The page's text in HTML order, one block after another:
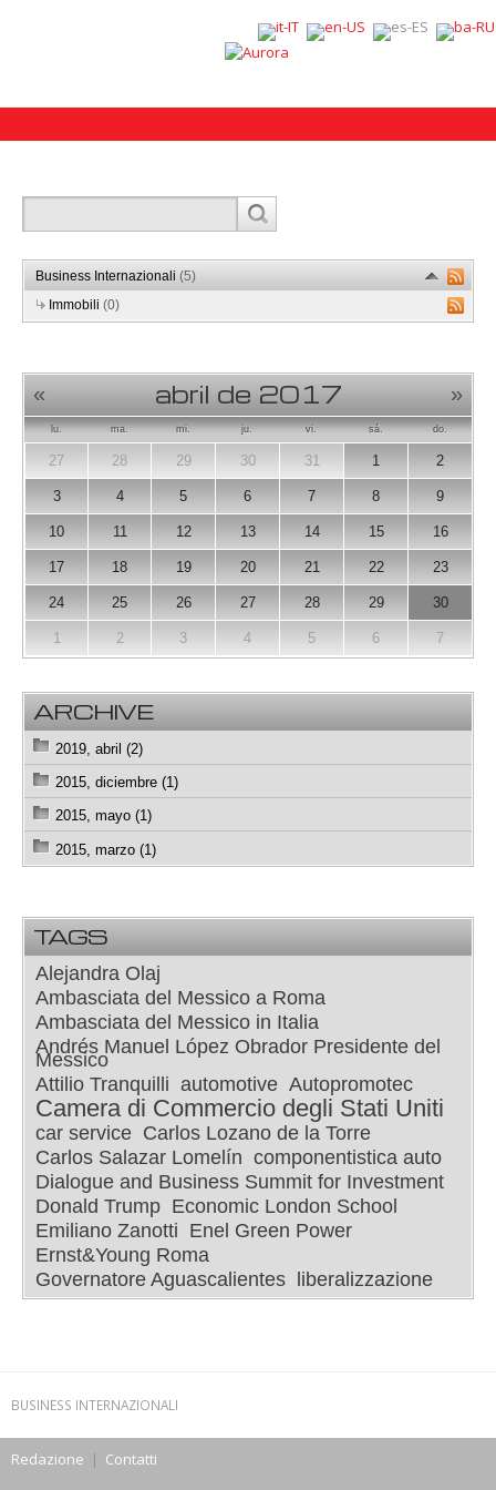
Business Internazionali (5)
Immobili (0)
« abril de 2017 »
lu. ma. mi. ju. vi. sá. do.
27 28 29 30 31 1 2
3 4 5 6 7 8 9
10 11 12 13 14 15 16
17 18 19 20 21 22 23
24 25 26 27 28 29 30
1 2 3 4 5 6 7
ARCHIVE
2019, abril (2)
2015, diciembre (1)
2015, mayo (1)
2015, marzo (1)
TAGS
Alejandra Olaj
Ambasciata del Messico a Roma
Ambasciata del Messico in Italia
Andrés Manuel López Obrador Presidente del
Messico
Attilio Tranquilli automotive Autopromotec
Camera di Commercio degli Stati Uniti
car service Carlos Lozano de la Torre
Carlos Salazar Lomelín componentistica auto
Dialogue and Business Summit for Investment
Donald Trump Economic London School
Emiliano Zanotti Enel Green Power
Ernst&Young Roma
Governatore Aguascalientes
liberalizzazione
BUSINESS INTERNAZIONALI
Redazione | Contatti